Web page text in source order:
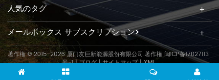
人気のタグ
メールボックス サブスクリプション>
著作権 © 2015-2026 厦门友巨新能源股份有限公司.著作権闽ICP备17027113
号-1|ブログ|サイトマップ|XML